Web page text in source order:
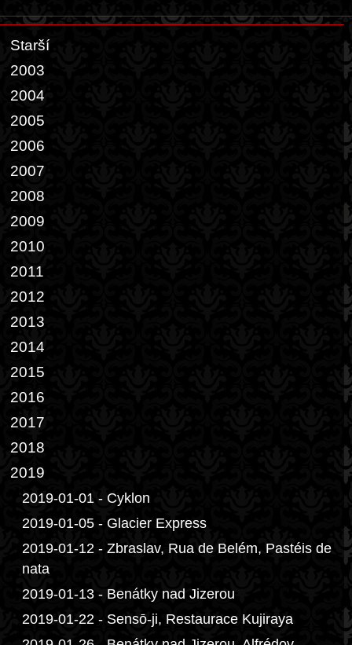
Starší
2003
2004
2005
2006
2007
2008
2009
2010
2011
2012
2013
2014
2015
2016
2017
2018
2019
2019-01-01 - Cyklon
2019-01-05 - Glacier Express
2019-01-12 - Zbraslav, Rua de Belém, Pastéis de
nata
2019-01-13 - Benátky nad Jizerou
2019-01-22 - Sensō-ji, Restaurace Kujiraya